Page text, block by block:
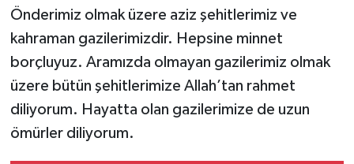
Önderimiz olmak üzere aziz şehitlerimiz ve
kahraman gazilerimizdir. Hepsine minnet
borçluyuz. Aramızda olmayan gazilerimiz olmak
üzere bütün şehitlerimize Allah’tan rahmet
diliyorum. Hayatta olan gazilerimize de uzun
ömürler diliyorum.